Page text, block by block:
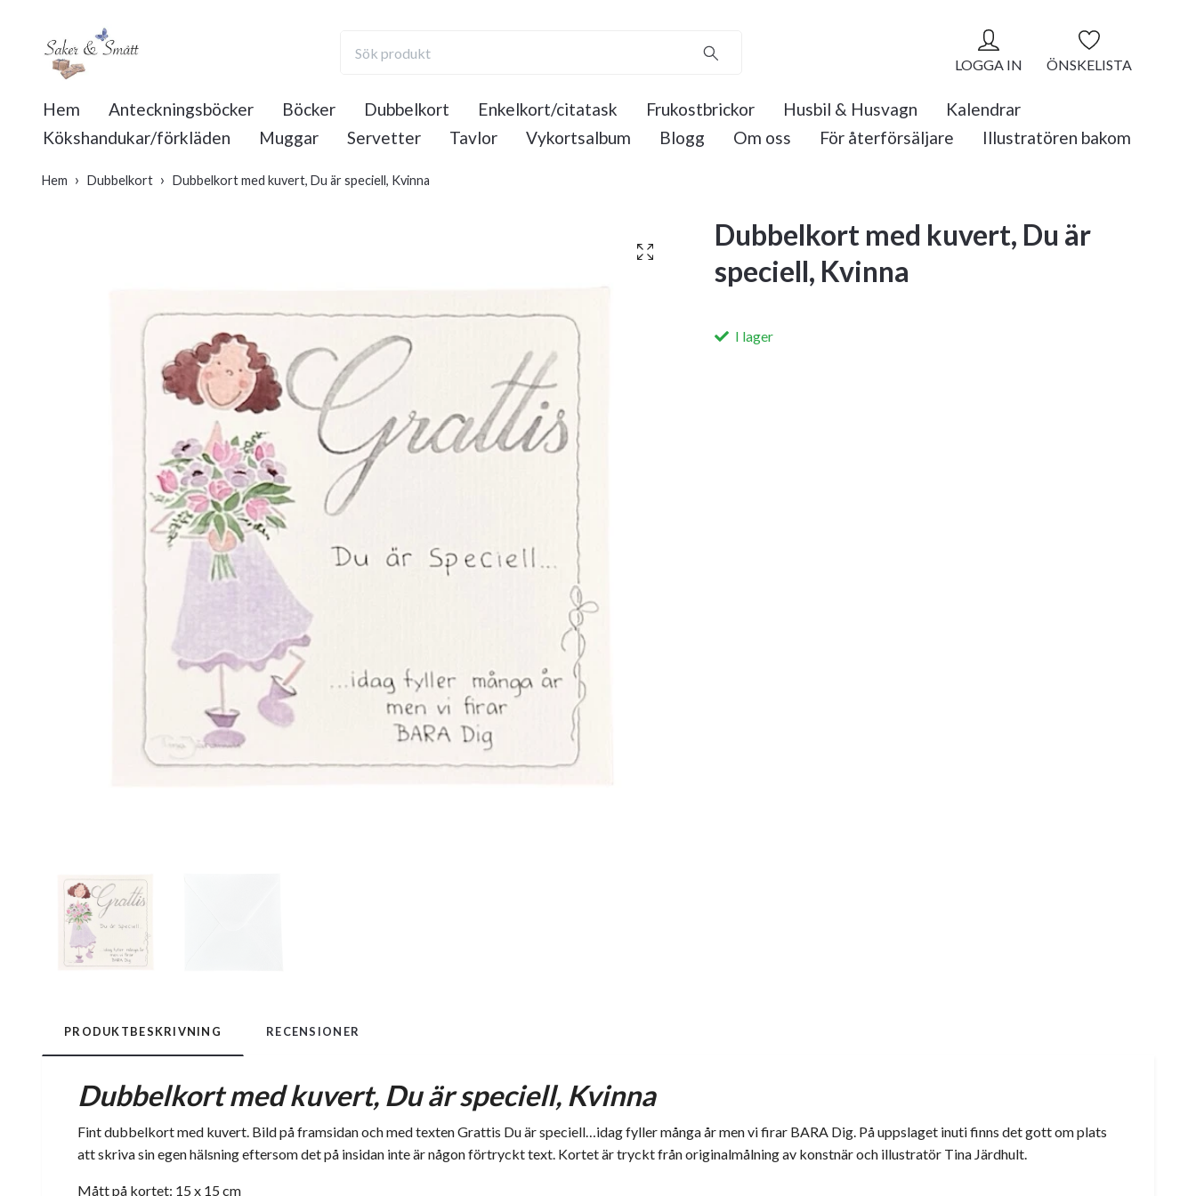
LOGGA IN ÖNSKELISTA
Hem Anteckningsböcker Böcker Dubbelkort Enkelkort/citatask Frukostbrickor Husbil & Husvagn
Kalendrar
Kökshandukar/förkläden
Muggar Servetter Tavlor Vykortsalbum Blogg Om oss För återförsäljare Illustratören bakom
Hem Dubbelkort Dubbelkort med kuvert, Du är speciell, Kvinna
Dubbelkort med kuvert, Du är
speciell, Kvinna
I lager
PRODUKTBESKRIVNING RECENSIONER
Dubbelkort med kuvert, Du är speciell, Kvinna
Fint dubbelkort med kuvert. Bild på framsidan och med texten Grattis Du är speciell…idag fyller många år men vi firar BARA Dig. På uppslaget inuti finns det gott om plats
att skriva sin egen hälsning eftersom det på insidan inte är någon förtryckt text. Kortet är tryckt från originalmålning av konstnär och illustratör Tina Järdhult.
Mått på kortet: 15 x 15 cm